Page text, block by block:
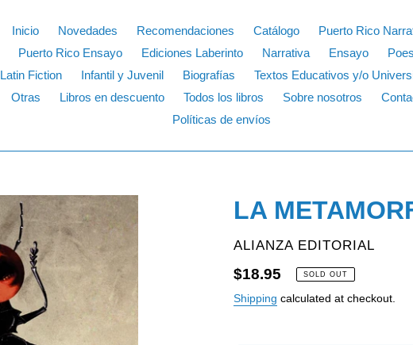
Inicio Novedades Recomendaciones Catálogo
Puerto Rico
Puerto Rico Ensayo
Ediciones Laberinto Narrativa Ensayo
Latin Fiction
Infantil y Juvenil Biografías
Textos Educativos y/o
Otras
Libros en descuento Todos los libros Sobre nosotros
Políticas de envíos
LA
VENDOR
ALIANZA EDITORIAL
Regular
price
$18.95 SOLD OUT
Shipping calculated at checkout.